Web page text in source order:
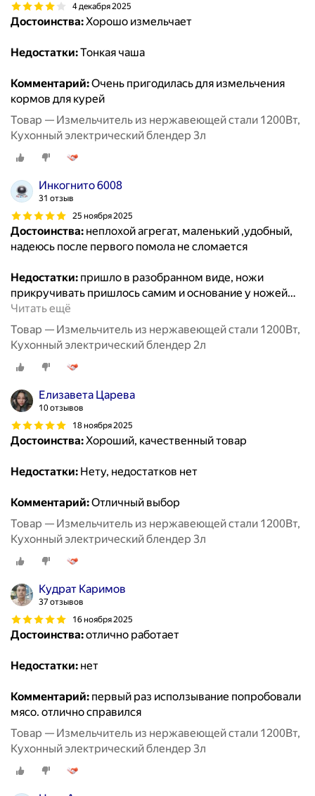
4 декабря 2025
Достоинства:Хорошо измельчает
Недостатки:Тонкая чаша
Комментарий:Очень пригодилась для измельчения
кормов для курей
Товар — Измельчитель из нержавеющей стали 1200Вт,
Кухонный электрический блендер 3л
Инкогнито 6008
31 отзыв
25 ноября 2025
Достоинства: неплохой агрегат, маленький ,удобный,
надеюсь после первого помола не сломается
Недостатки: пришло в разобранном виде, ножи
прикручивать пришлось самим и основание у ножей…
Читать ещё
Товар — Измельчитель из нержавеющей стали 1200Вт,
Кухонный электрический блендер 2л
Елизавета Царева
10 отзывов
18 ноября 2025
Достоинства:Хороший, качественный товар
Недостатки: Нету, недостатков нет
Комментарий:Отличный выбор
Товар — Измельчитель из нержавеющей стали 1200Вт,
Кухонный электрический блендер 3л
Кудрат Каримов
37 отзывов
16 ноября 2025
Достоинства:отлично работает
Недостатки: нет
Комментарий: первый раз исползывание попробовали
мясо. отлично справился
Товар — Измельчитель из нержавеющей стали 1200Вт,
Кухонный электрический блендер 3л